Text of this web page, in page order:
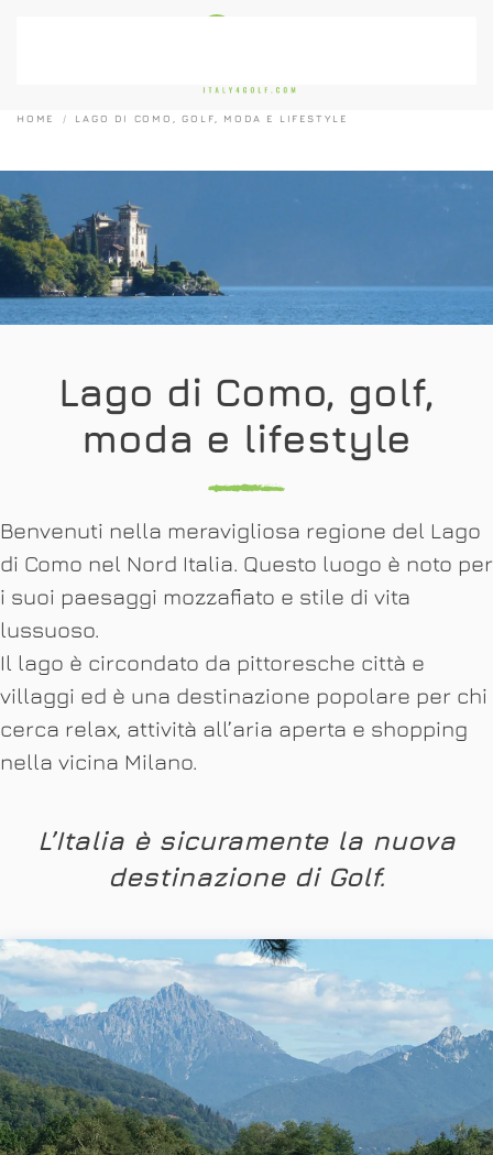
HOME LAGO DI COMO, GOLF, MODA E LIFESTYLE
Lago di Como, golf,
moda e lifestyle
Benvenuti nella meravigliosa regione del Lago
di Como nel Nord Italia. Questo luogo è noto per
i suoi paesaggi mozzafiato e stile di vita
lussuoso.
Il lago è circondato da pittoresche città e
villaggi ed è una destinazione popolare per chi
cerca relax, attività all’aria aperta e shopping
nella vicina Milano.
L’Italia è sicuramente la nuova
destinazione di Golf.